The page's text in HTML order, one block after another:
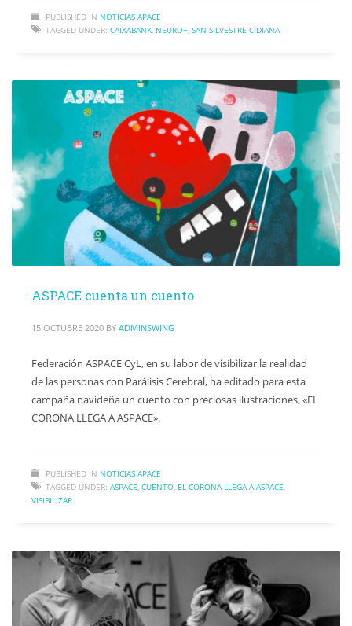
PUBLISHED IN NOTICIAS APACE
TAGGED UNDER: CAIXABANK, NEURO+, SAN SILVESTRE CIDIANA
ASPACE cuenta un cuento
15 OCTUBRE 2020 BY ADMINSWING
Federación ASPACE CyL, en su labor de visibilizar la realidad
de las personas con Parálisis Cerebral, ha editado para esta
campaña navideña un cuento con preciosas ilustraciones, «EL
CORONA LLEGA A ASPACE».
PUBLISHED IN NOTICIAS APACE
TAGGED UNDER: ASPACE, CUENTO, EL CORONA LLEGA A ASPACE,
VISIBILIZAR